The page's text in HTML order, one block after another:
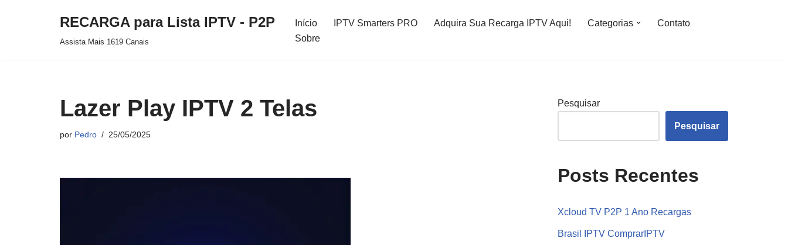
RECARGA para Lista IPTV - P2P
Assista Mais 1619 Canais
Início IPTV Smarters PRO Adquira Sua Recarga IPTV Aqui! Categorias
Contato
Sobre
Lazer Play IPTV 2 Telas
por Pedro 25/05/2025
Pesquisar
Pesquisar
Posts Recentes
Xcloud TV P2P 1 Ano Recargas
Brasil IPTV ComprarIPTV